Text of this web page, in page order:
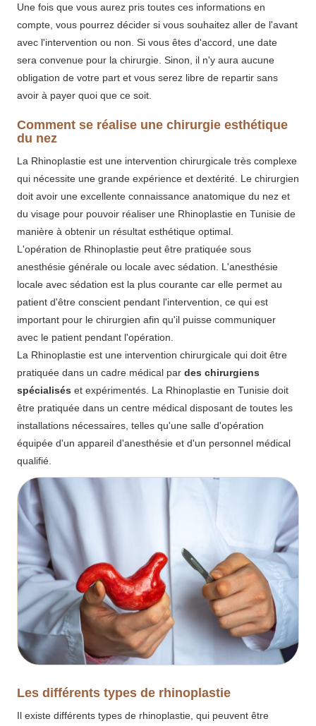
Une fois que vous aurez pris toutes ces informations en
compte, vous pourrez décider si vous souhaitez aller de l'avant
avec l'intervention ou non. Si vous êtes d'accord, une date
sera convenue pour la chirurgie. Sinon, il n'y aura aucune
obligation de votre part et vous serez libre de repartir sans
avoir à payer quoi que ce soit.
Comment se réalise une chirurgie esthétique
du nez
La Rhinoplastie est une intervention chirurgicale très complexe
qui nécessite une grande expérience et dextérité. Le chirurgien
doit avoir une excellente connaissance anatomique du nez et
du visage pour pouvoir réaliser une Rhinoplastie en Tunisie de
manière à obtenir un résultat esthétique optimal.
L'opération de Rhinoplastie peut être pratiquée sous
anesthésie générale ou locale avec sédation. L'anesthésie
locale avec sédation est la plus courante car elle permet au
patient d'être conscient pendant l'intervention, ce qui est
important pour le chirurgien afin qu'il puisse communiquer
avec le patient pendant l'opération.
La Rhinoplastie est une intervention chirurgicale qui doit être
pratiquée dans un cadre médical par des chirurgiens
spécialisés et expérimentés. La Rhinoplastie en Tunisie doit
être pratiquée dans un centre médical disposant de toutes les
installations nécessaires, telles qu'une salle d'opération
équipée d'un appareil d'anesthésie et d'un personnel médical
qualifié.
Les différents types de rhinoplastie
Il existe différents types de rhinoplastie, qui peuvent être